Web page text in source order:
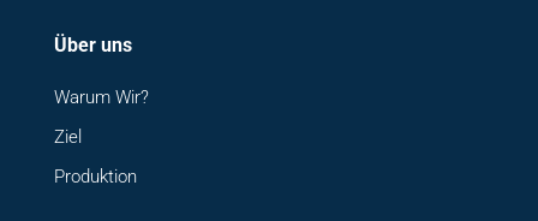
Über uns
Warum Wir?
Ziel
Produktion